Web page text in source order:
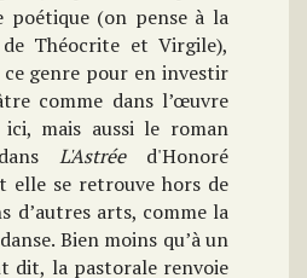
poétique (on pense à la
Théocrite et Virgile),
ce genre pour en investir
comme dans l’œuvre
mais aussi le roman
L'Astréed'Honoré
elle se retrouve hors de
d’autres arts, comme la
Bien moins qu’à un
dit, la pastorale renvoie